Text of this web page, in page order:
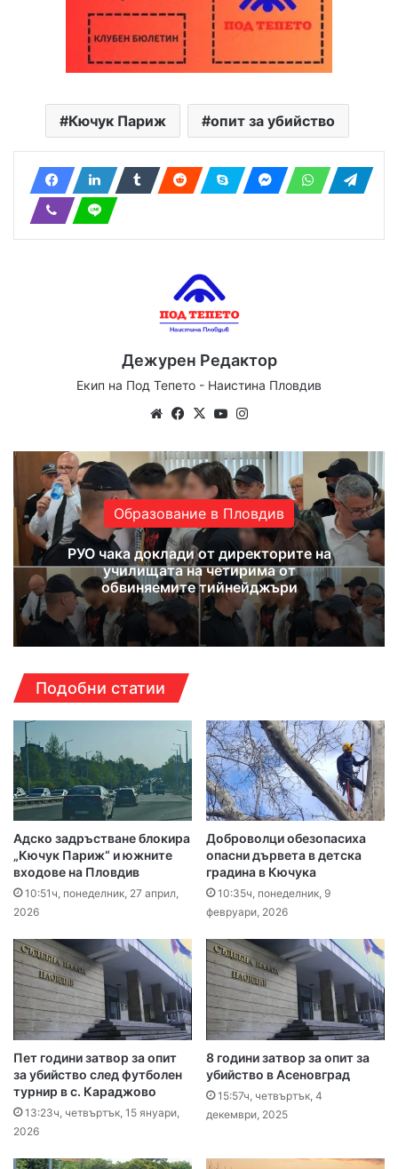
Кючук Париж опит за убийство
Дежурен Редактор
Екип на Под Тепето - Наистина Пловдив
We
te
Fa
bo
ok
X
Yo
ub
e
ra
m
Образование в Пловдив
РУО чака доклади от директорите на
училищата на четирима от
обвиняемите тийнейджъри
Подобни статии
Адско задръстване блокира
„Кючук Париж“ и южните
входове на Пловдив
10:51ч, понеделник, 27 април,
2026
Доброволци обезопасиха
опасни дървета в детска
градина в Кючука
10:35ч, понеделник, 9
февруари, 2026
Пет години затвор за опит
за убийство след футболен
турнир в с. Караджово
13:23ч, четвъртък, 15 януари,
2026
8 години затвор за опит за
убийство в Асеновград
15:57ч, четвъртък, 4
декември, 2025